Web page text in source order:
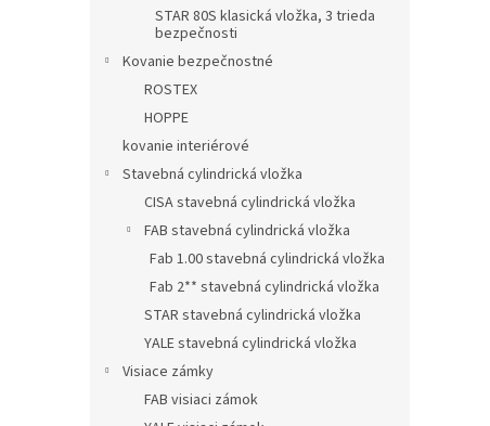
STAR 80S klasická vložka, 3 trieda
bezpečnosti
Kovanie bezpečnostné
ROSTEX
HOPPE
kovanie interiérové
Stavebná cylindrická vložka
CISA stavebná cylindrická vložka
FAB stavebná cylindrická vložka
Fab 1.00 stavebná cylindrická vložka
Fab 2** stavebná cylindrická vložka
STAR stavebná cylindrická vložka
YALE stavebná cylindrická vložka
Visiace zámky
FAB visiaci zámok